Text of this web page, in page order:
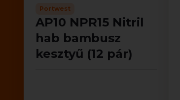
Portwest
AP10 NPR15 Nitril
hab bambusz
kesztyű (12 pár)